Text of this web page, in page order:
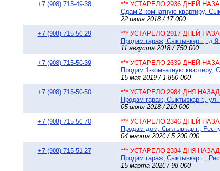
+7 (908) 715-49-38
*** УСТАРЕЛО 2936 ДНЕЙ
Сдам 2-комнатную квартиру,
22 июля 2018 / 17 000
+7 (908) 715-50-29
*** УСТАРЕЛО 2917 ДНЕЙ
Продам гараж, Сыктывкар г.,
11 августа 2018 / 750 000
+7 (908) 715-50-39
*** УСТАРЕЛО 2639 ДНЕЙ
Продам 1-комнатную квартиру,
15 мая 2019 / 1 850 000
+7 (908) 715-50-50
*** УСТАРЕЛО 2984 ДНЯ НАЗАД
Продам гараж, Сыктывкар г.,
05 июня 2018 / 210 000
+7 (908) 715-50-70
*** УСТАРЕЛО 2346 ДНЕЙ
Продам дом, Сыктывкар г.,
04 марта 2020 / 5 200 000
+7 (908) 715-51-27
*** УСТАРЕЛО 2334 ДНЯ НАЗАД
Продам гараж, Сыктывкар г.,
15 марта 2020 / 98 000